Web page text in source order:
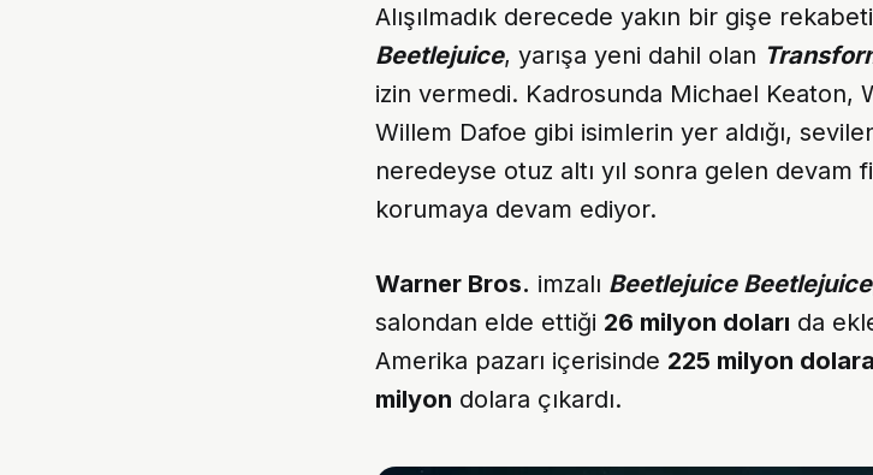
Alışılmadık derecede yakın bir gişe
Beetlejuice, yarışa yeni dahil olan
izin vermedi. Kadrosunda Michael Keaton,
Willem Dafoe gibi isimlerin yer aldığı,
neredeyse otuz altı yıl sonra gelen devam
korumaya devam ediyor.
Warner Bros. imzalı Beetlejuice Beetlejuice
salondan elde ettiği 26 milyon doları da
Amerika pazarı içerisinde 225 milyon dolara
milyon dolara çıkardı.